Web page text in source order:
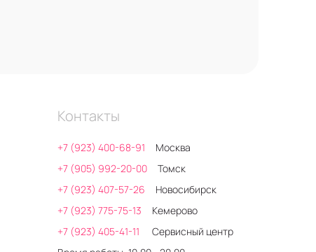
Контакты
+7 (923) 400-68-91
Москва
+7 (905) 992-20-00
Томск
+7 (923) 407-57-26
Новосибирск
+7 (923) 775-75-13
Кемерово
+7 (923) 405-41-11
Сервисный центр